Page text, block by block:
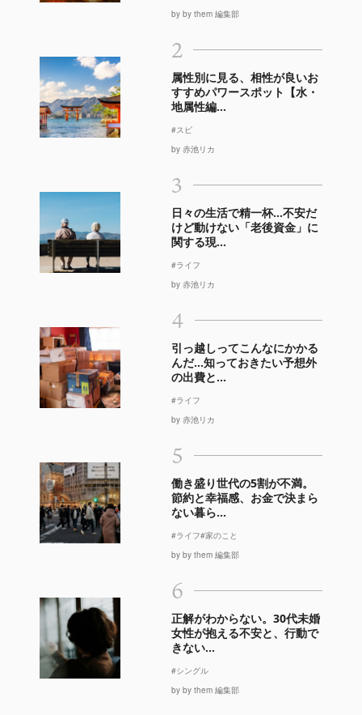
by by them 編集部
2
属性別に見る、相性が良いお
すすめパワースポット【水・
地属性編...
#スピ
by 赤池リカ
3
日々の生活で精一杯…不安だ
けど動けない「老後資金」に
関する現...
#ライフ
by 赤池リカ
4
引っ越しってこんなにかかる
んだ…知っておきたい予想外
の出費と...
#ライフ
by 赤池リカ
5
働き盛り世代の5割が不満。
節約と幸福感、お金で決まら
ない暮ら...
#ライフ#家のこと
by by them 編集部
6
正解がわからない。30代未婚
女性が抱える不安と、行動で
きない...
#シングル
by by them 編集部